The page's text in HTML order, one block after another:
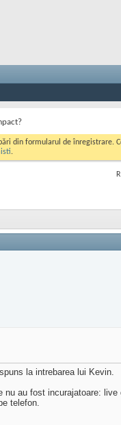
din formularul de
.
la intrebarea lui Kevin.
au fost incurajatoare:
telefon.